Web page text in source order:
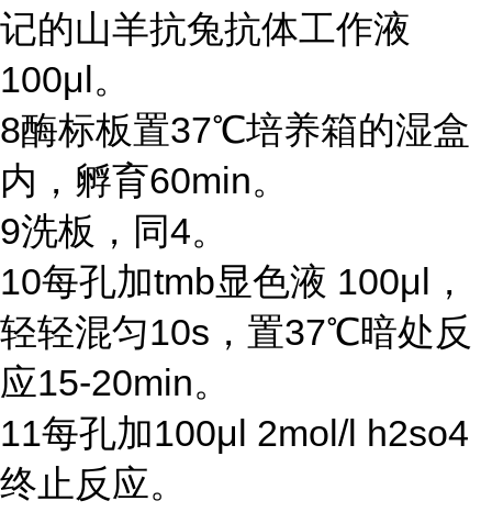
记的山羊抗兔抗体工作液
100μl。
8酶标板置37℃培养箱的湿盒
内，孵育60min。
9洗板，同4。
10每孔加tmb显色液 100μl ，
轻轻混匀10s ，置37℃暗处反
应15-20min。
11每孔加100μl 2mol/l h2so4
终止反应。